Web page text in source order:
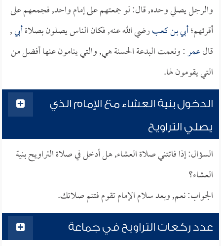
والرجل يصلي وحده, قال: لو جمعتهم على إمام واحد, فجمعهم على
أقرئهم؛أبي بن كعبرضي الله عنه, فكان الناس يصلون بصلاةأبي,
قالعمر: ونعمت البدعة الحسنة هي, والتي ينامون عنها أفضل من
التي يقومون لها.
الدخول بنية العشاء مع الإمام الذي
يصلي التراويح
السؤال: إذا فاتتني صلاة العشاء, هل أدخل في صلاة التراويح بنية
العشاء؟
الجواب: نعم, وبعد سلام الإمام تقوم فتتم صلاتك.
عدد ركعات التراويح في جماعة